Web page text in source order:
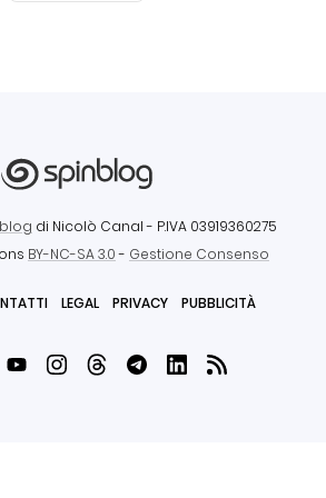
di Nicolò Canal - P.IVA 03919360275
BY-NC-SA 3.0- Gestione Consenso
LEGAL PRIVACY PUBBLICITÀ